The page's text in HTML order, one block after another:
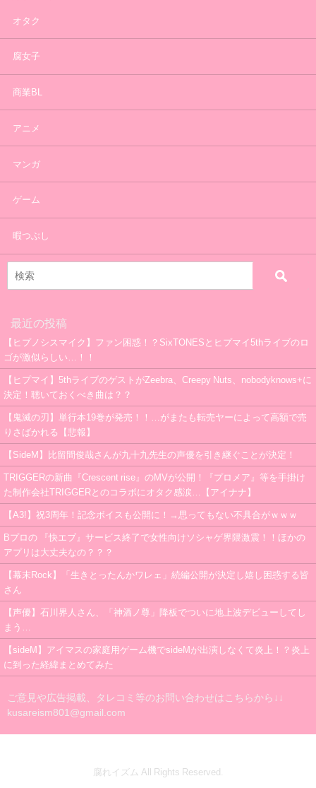
オタク
腐女子
商業BL
アニメ
マンガ
ゲーム
暇つぶし
最近の投稿
【ヒプノシスマイク】ファン困惑！？SixTONESとヒプマイ5thライブのロ
ゴが激似らしい…！！
【ヒプマイ】5thライブのゲストがZeebra、Creepy Nuts、nobodyknows+に
決定！聴いておくべき曲は？？
【鬼滅の刃】単行本19巻が発売！！…がまたも転売ヤーによって高額で売
りさばかれる【悲報】
【SideM】比留間俊哉さんが九十九先生の声優を引き継ぐことが決定！
TRIGGERの新曲『Crescent rise』のMVが公開！『プロメア』等を手掛け
た制作会社TRIGGERとのコラボにオタク感涙…【アイナナ】
【A3!】祝3周年！記念ボイスも公開に！→思ってもない不具合がｗｗｗ
Bプロの 『快エブ』サービス終了で女性向けソシャゲ界隈激震！！ほかの
アプリは大丈夫なの？？？
【幕末Rock】「生きとったんかワレェ」続編公開が決定し嬉し困惑する皆
さん
【声優】石川界人さん、「神酒ノ尊」降板でついに地上波デビューしてし
まう…
【sideM】アイマスの家庭用ゲーム機でsideMが出演しなくて炎上！？炎上
に到った経緯まとめてみた
ご意見や広告掲載、タレコミ等のお問い合わせはこちらから↓↓
kusareism801@gmail.com
腐れイズム All Rights Reserved.